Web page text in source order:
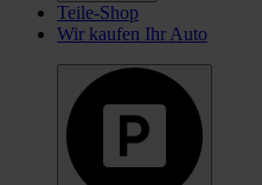
Teile-Shop
Wir kaufen Ihr Auto